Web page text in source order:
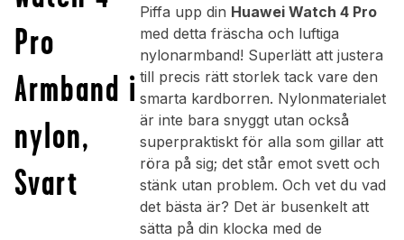
Pro
Armband i
nylon,
Svart
Piffa upp din Huawei Watch 4 Pro
med detta fräscha och luftiga
nylonarmband! Superlätt att justera
till precis rätt storlek tack vare den
smarta kardborren. Nylonmaterialet
är inte bara snyggt utan också
superpraktiskt för alla som gillar att
röra på sig; det står emot svett och
stänk utan problem. Och vet du vad
det bästa är? Det är busenkelt att
sätta på din klocka med de